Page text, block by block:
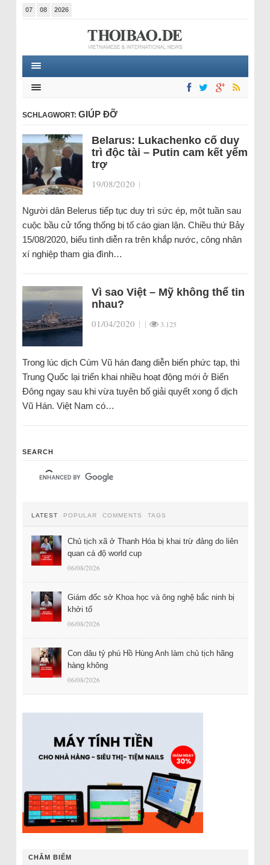
07 08 2026
SCHLAGWORT: GIÚP ĐỠ
Belarus: Lukachenko cố duy
trì độc tài – Putin cam kết yểm
trợ
19/08/2020 |
Người dân Belerus tiếp tục duy trì sức ép, một tuần sau
cuộc bầu cử tổng thống bị tố cáo gian lận. Chiều thứ Bảy
15/08/2020, biểu tình diễn ra trên khắp nước, công nhân
xí nghiệp tham gia đình…
Vì sao Việt – Mỹ không thể tin
nhau?
01/04/2020 | | 3.125
Trong lúc dịch Cúm Vũ hán đang diễn biến phức tạp, thì
Trung Quốc lại triển khai nhiều hoạt động mới ở Biển
Đông ngay sau khi vừa tuyên bố giải quyết xong ổ dịch
Vũ Hán. Việt Nam có…
SEARCH
LATEST POPULAR COMMENTS TAGS
Chủ tịch xã ở Thanh Hóa bị khai trừ đảng do liên
quan cá độ world cup
06/08/2026
Giám đốc sở Khoa học và ông nghệ bắc ninh bị
khởi tố
06/08/2026
Con dâu tỷ phú Hồ Hùng Anh làm chủ tịch hãng
hàng không
06/08/2026
CHÂM BIẾM